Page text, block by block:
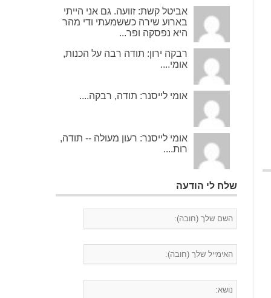
אביטל קשת: זוועה. גם אני הייתי
בארוע שירה כששמעתי ודי מהר
היא נפסקה ופר...
רבקה ירון: תודה רבה על הכנות,
אומי....
אומי לייסנר: תודה, רבקה....
אומי לייסנר: רעון מעולה -- תודה,
רות....
שלח לי הודעה